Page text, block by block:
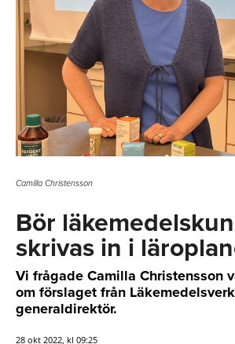
Camilla Christensson
Bör
skrivas in i
Vi frågade Camilla Christensson
om förslaget från
generaldirektör.
28 okt 2022, kl 09:25